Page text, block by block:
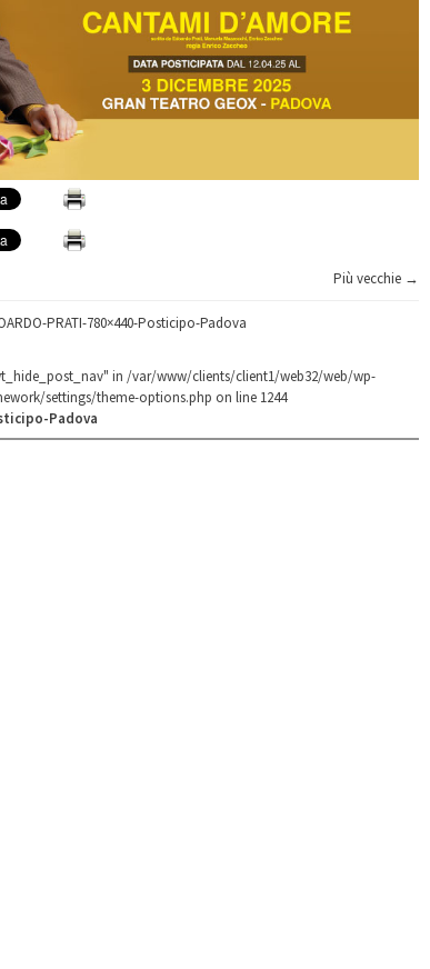
Più vecchie →
PRATI-780×440-Posticipo-Padova
in /var/www/clients/client1/web32/web/wp-
settings/theme-options.php on line 1244
Padova